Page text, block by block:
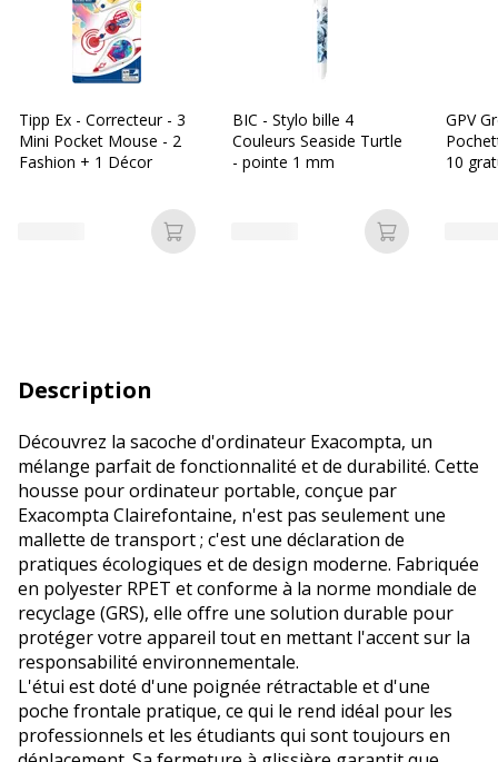
Tipp Ex - Correcteur - 3
Mini Pocket Mouse - 2
Fashion + 1 Décor
Ajouter au panier
BIC - Stylo bille 4
Couleurs Seaside Turtle
- pointe 1 mm
Ajouter au
GPV
10
Description
Découvrez la sacoche d'ordinateur Exacompta, un
mélange parfait de fonctionnalité et de durabilité. Cette
housse pour ordinateur portable, conçue par
Exacompta Clairefontaine, n'est pas seulement une
mallette de transport ; c'est une déclaration de
pratiques écologiques et de design moderne. Fabriquée
en polyester RPET et conforme à la norme mondiale de
recyclage (GRS), elle offre une solution durable pour
protéger votre appareil tout en mettant l'accent sur la
responsabilité environnementale.
L'étui est doté d'une poignée rétractable et d'une
poche frontale pratique, ce qui le rend idéal pour les
professionnels et les étudiants qui sont toujours en